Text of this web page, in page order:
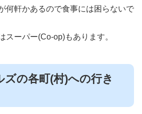
何軒かあるので食事には困らないで
スーパー(Co-op)もあります。
ズの各町(村)への行き